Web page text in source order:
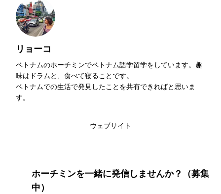
リョーコ
ベトナムのホーチミンでベトナム語学留学をしています。趣
味はドラムと、食べて寝ることです。
ベトナムでの生活で発見したことを共有できればと思いま
す。
ウェブサイト
ホーチミンを一緒に発信しませんか？（募集
中）